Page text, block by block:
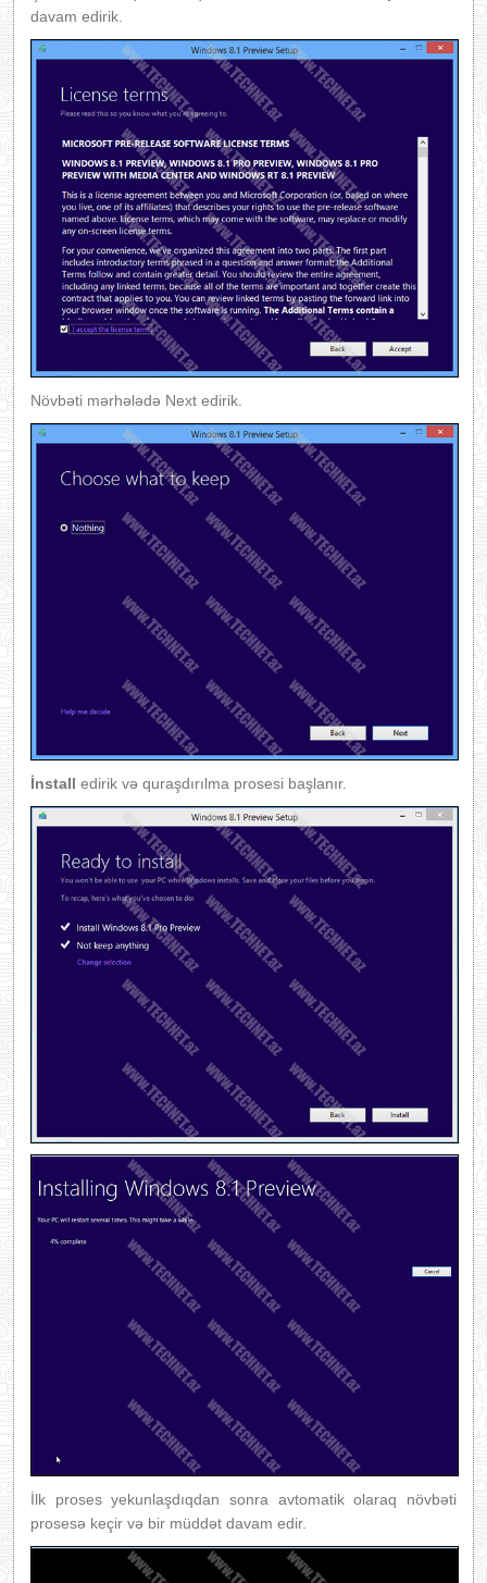
davam edirik.
Növbəti mərhələdə Next edirik.
İnstall edirik və quraşdırılma prosesi başlanır.
İlk proses yekunlaşdıqdan sonra avtomatik olaraq növbəti
prosesə keçir və bir müddət davam edir.